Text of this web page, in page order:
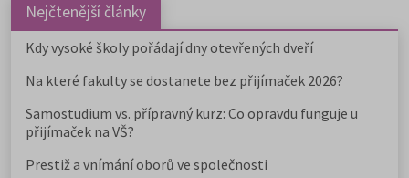
Nejčtenější články
Kdy vysoké školy pořádají dny otevřených dveří
Na které fakulty se dostanete bez přijímaček 2026?
Samostudium vs. přípravný kurz: Co opravdu funguje u
přijímaček na VŠ?
Prestiž a vnímání oborů ve společnosti